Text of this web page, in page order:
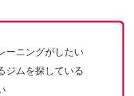
ーニングがしたい
ジムを探している